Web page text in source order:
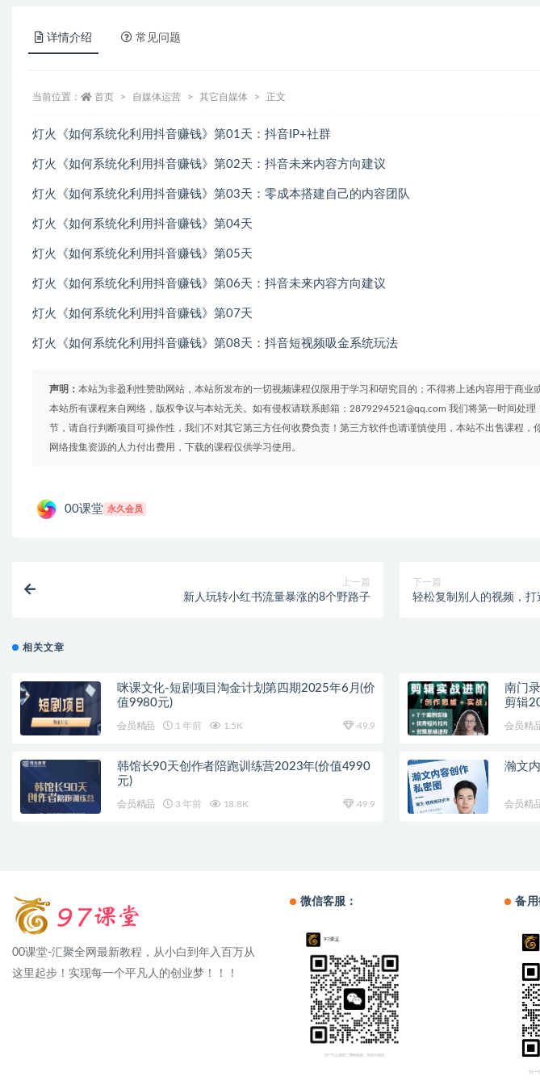
详情介绍 常见问题
当前位置： 首页 自媒体运营 其它自媒体 正文
灯火《如何系统化利用抖音赚钱》第01天：抖音IP+社群
灯火《如何系统化利用抖音赚钱》第02天：抖音未来内容方向建议
灯火《如何系统化利用抖音赚钱》第03天：零成本搭建自己的内容团队
灯火《如何系统化利用抖音赚钱》第04天
灯火《如何系统化利用抖音赚钱》第05天
灯火《如何系统化利用抖音赚钱》第06天：抖音未来内容方向建议
灯火《如何系统化利用抖音赚钱》第07天
灯火《如何系统化利用抖音赚钱》第08天：抖音短视频吸金系统玩法
声明： 本站为非盈利性赞助网站，本站所发布的一切视频课程仅限用于学习和研究目的；不得将上述内容用于商业
本站所有课程来自网络，版权争议与本站无关。如有侵权请联系邮箱：2879294521@qq.com 我们将第一时间处
节，请自行判断项目可操作性，我们不对其它第三方任何收费负责！第三方软件也请谨慎使用，本站不出售课程，
网络搜集资源的人力付出费用，下载的课程仅供学习使用。
00课堂 永久会员
上一篇
新人玩转小红书流量暴涨的8个野路子
下一篇
轻松复制别人的视频，打
相关文章
咪课文化-短剧项目淘金计划第四期2025年6月(价
值9980元)
会员精品 1 年前 1.5K 49.9
南门
剪辑
会员精
韩馆长90天创作者陪跑训练营2023年(价值4990
元)
会员精品 3 年前 18.8K 49.9
瀚文
会员精
00课堂-汇聚全网最新教程，从小白到年入百万从
这里起步！实现每一个平凡人的创业梦！！！
微信客服： 备